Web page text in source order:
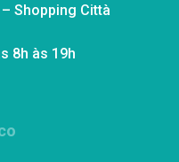
Shopping Città
8h às 19h